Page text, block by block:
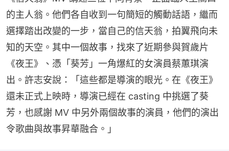
的主人翁。他們各自收到一句簡短的觸動話語，繼而
選擇踏出改變的一步，當自己的信天翁，拍翼飛向未
知的天空。其中一個故事，找來了近期參與賀歲片
《夜王》、憑「葵芳」一角爆紅的女演員蔡蕙琪演
出。許志安說：「這些都是導演的眼光。在《夜王》
還未正式上映時，導演已經在 casting 中挑選了葵
芳，也感謝 MV 中另外兩個故事的演員，他們的演出
令歌曲與故事昇華融合。」